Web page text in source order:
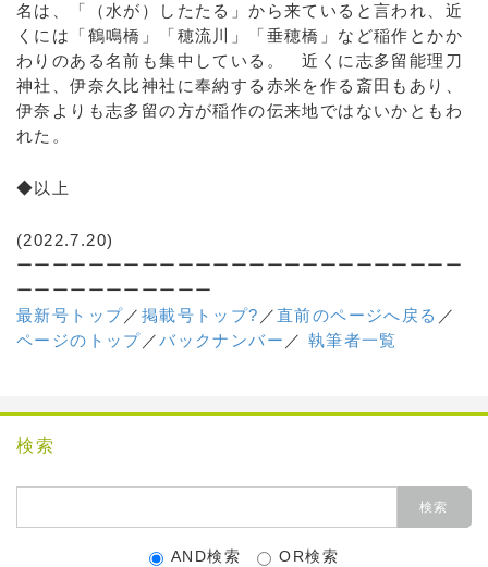
名は、「（水が）したたる」から来ていると言われ、近
くには「鶴鳴橋」「穂流川」「垂穂橋」など稲作とかか
わりのある名前も集中している。 近くに志多留能理刀
神社、伊奈久比神社に奉納する赤米を作る斎田もあり、
伊奈よりも志多留の方が稲作の伝来地ではないかともわ
れた。
◆以上
(2022.7.20)
ーーーーーーーーーーーーーーーーーーーーーーーーー
ーーーーーーーーーーー
最新号トップ／ 掲載号トップ? ／直前のページへ戻る ／
ページのトップ ／バックナンバー ／ 執筆者一覧
検索
AND検索 OR検索